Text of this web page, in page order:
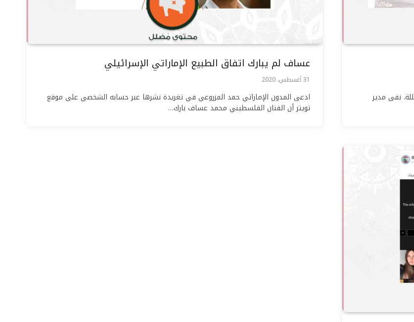
نفى مدير
عساف لم يبارك اتفاق الطبيع الإماراتي الإسرائيلي
31 أغسطس، 2020
ادعى المدون الإماراتي حمد المزروعي في تغريدة نشرها عبر حسابه الشخصي على موقع
تويتر أن الفنان الفلسطيني محمد عساف بارك…